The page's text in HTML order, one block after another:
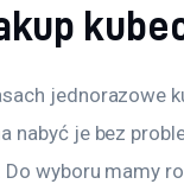
jednorazowe
nabyć je bez
wyboru mamy